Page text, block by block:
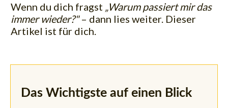
Wenn du dich fragst „Warum passiert mir das
immer wieder?"– dann lies weiter. Dieser
Artikel ist für dich.
Das Wichtigste auf einen Blick